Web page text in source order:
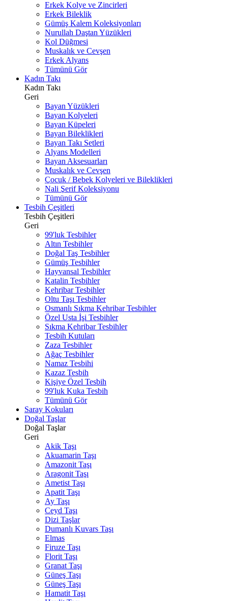
Erkek Kolye ve Zincirleri
Erkek Bileklik
Gümüş Kalem Koleksiyonları
Nurullah Daştan Yüzükleri
Kol Düğmesi
Muskalık ve Cevşen
Erkek Alyans
Tümünü Gör
Kadın Takı
Kadın Takı
Geri
Bayan Yüzükleri
Bayan Kolyeleri
Bayan Küpeleri
Bayan Bileklikleri
Bayan Takı Setleri
Alyans Modelleri
Bayan Aksesuarları
Muskalık ve Cevşen
Çocuk / Bebek Kolyeleri ve Bileklikleri
Nali Şerif Koleksiyonu
Tümünü Gör
Tesbih Çeşitleri
Tesbih Çeşitleri
Geri
99'luk Tesbihler
Altın Tesbihler
Doğal Taş Tesbihler
Gümüş Tesbihler
Hayvansal Tesbihler
Katalin Tesbihler
Kehribar Tesbihler
Oltu Taşı Tesbihler
Osmanlı Sıkma Kehribar Tesbihler
Özel Usta İşi Tesbihler
Sıkma Kehribar Tesbihler
Tesbih Kutuları
Zaza Tesbihler
Ağaç Tesbihler
Namaz Tesbihi
Kazaz Tesbih
Kişiye Özel Tesbih
99'luk Kuka Tesbih
Tümünü Gör
Saray Kokuları
Doğal Taşlar
Doğal Taşlar
Geri
Akik Taşı
Akuamarin Taşı
Amazonit Taşı
Aragonit Taşı
Ametist Taşı
Apatit Taşı
Ay Taşı
Ceyd Taşı
Dizi Taşlar
Dumanlı Kuvars Taşı
Elmas
Firuze Taşı
Florit Taşı
Granat Taşı
Güneş Taşı
Güneş Taşı
Hamatit Taşı